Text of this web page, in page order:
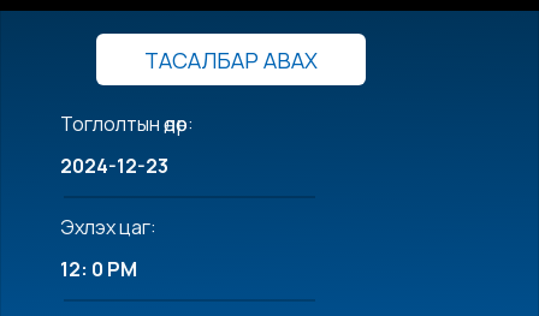
ТАСАЛБАР АВАХ
Тоглолтын өдөр:
2024-12-23
Эхлэх цаг:
12: 0 PM